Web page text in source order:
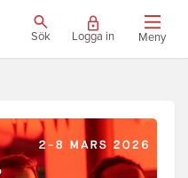
Sök Logga in Meny